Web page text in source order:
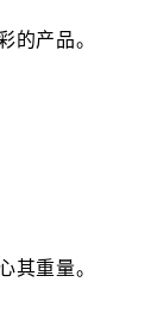
的产品。
其重量。